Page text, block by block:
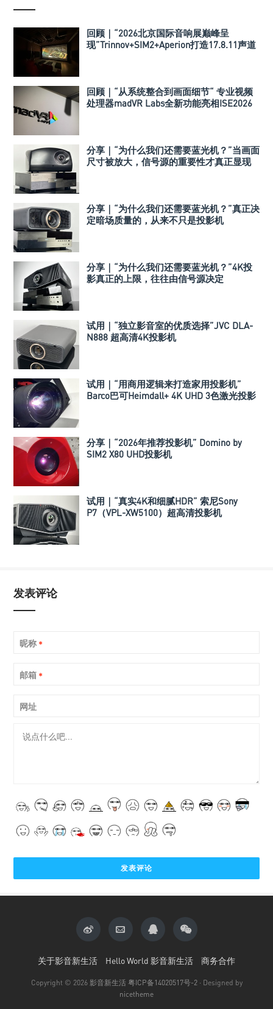
回顾｜“2026北京国际音响展巅峰呈
现”Trinnov+SIM2+Aperion打造17.8.11声道
回顾｜“从系统整合到画面细节“ 专业视频
处理器madVR Labs全新功能亮相ISE2026
分享｜“为什么我们还需要蓝光机？”当画面
尺寸被放大，信号源的重要性才真正显现
分享｜“为什么我们还需要蓝光机？”真正决
定暗场质量的，从来不只是投影机
分享｜“为什么我们还需要蓝光机？”4K投
影真正的上限，往往由信号源决定
试用｜“独立影音室的优质选择”JVC DLA-
N888 超高清4K投影机
试用｜“用商用逻辑来打造家用投影机”
Barco巴可Heimdall+ 4K UHD 3色激光投影
分享｜“2026年推荐投影机” Domino by
SIM2 X80 UHD投影机
试用｜“真实4K和细腻HDR” 索尼Sony
P7（VPL-XW5100）超高清投影机
发表评论
昵称 *
邮箱 *
网址
关于影音新生活 Hello World 影音新生活 商务合作
Copyright © 2026 影音新生活 粤ICP备14020517号-2 · Designed by
nicetheme